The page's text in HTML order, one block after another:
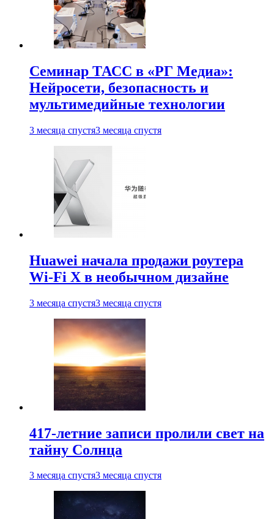
Семинар ТАСС в «РГ Медиа»:
Нейросети, безопасность и
мультимедийные технологии
3 месяца спустя3 месяца спустя
Huawei начала продажи роутера
Wi-Fi X в необычном дизайне
3 месяца спустя3 месяца спустя
417-летние записи пролили свет на
тайну Солнца
3 месяца спустя3 месяца спустя